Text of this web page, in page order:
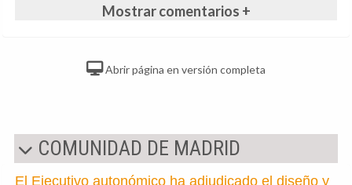
Mostrar comentarios +
Abrir página en versión completa
COMUNIDAD DE MADRID
El Ejecutivo autonómico ha adjudicado el diseño y